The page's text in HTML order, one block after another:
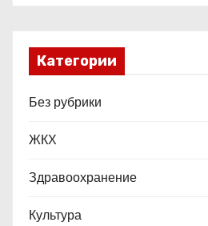
Категории
Без рубрики
ЖКХ
Здравоохранение
Культура